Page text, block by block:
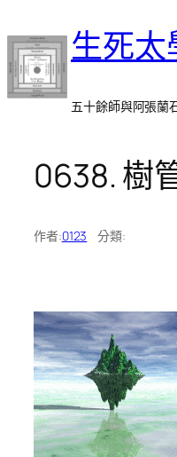
至
主
要
內
生死太
五十餘師與阿張蘭
0638. 樹
作者:0123 分類: